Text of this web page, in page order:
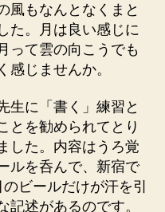
風もなんとなくまと
た。月は良い感じに
って雲の向こうでも
感じませんか。
生に「書く」練習と
とを勧められてとり
した。内容はうろ覚
ルを呑んで、新宿で
ビールだけが汗を引
記述があるのです。